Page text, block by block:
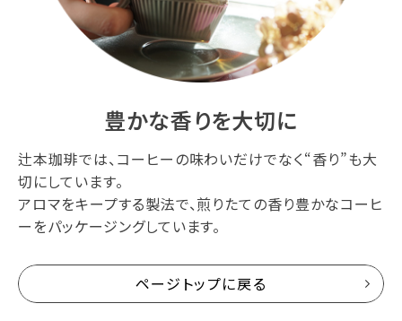
豊かな香りを大切に
辻本珈琲では、コーヒーの味わいだけでなく“香り”も大
切にしています。
アロマをキープする製法で、煎りたての香り豊かなコーヒ
ーをパッケージングしています。
ページトップに戻る